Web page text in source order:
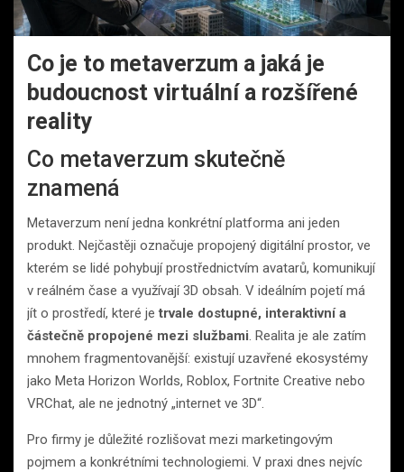
Co je to metaverzum a jaká je
budoucnost virtuální a rozšířené
reality
Co metaverzum skutečně
znamená
Metaverzum není jedna konkrétní platforma ani jeden
produkt. Nejčastěji označuje propojený digitální prostor, ve
kterém se lidé pohybují prostřednictvím avatarů, komunikují
v reálném čase a využívají 3D obsah. V ideálním pojetí má
jít o prostředí, které jetrvale dostupné, interaktivní a
částečně propojené mezi službami. Realita je ale zatím
mnohem fragmentovanější: existují uzavřené ekosystémy
jako Meta Horizon Worlds, Roblox, Fortnite Creative nebo
VRChat, ale ne jednotný „internet ve 3D“.
Pro firmy je důležité rozlišovat mezi marketingovým
pojmem a konkrétními technologiemi. V praxi dnes nejvíc